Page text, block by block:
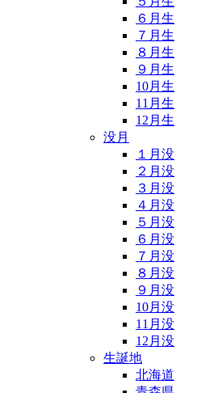
６月生
７月生
８月生
９月生
10月生
11月生
12月生
没月
１月没
２月没
３月没
４月没
５月没
６月没
７月没
８月没
９月没
10月没
11月没
12月没
生誕地
北海道